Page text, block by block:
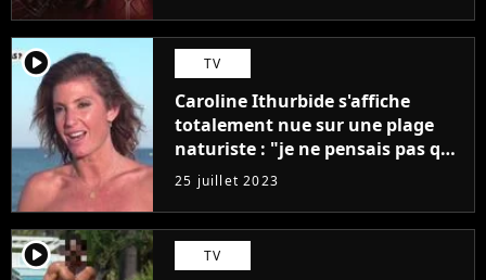
player2 TV
Caroline Ithurbide s'affiche
totalement nue sur une plage
naturiste : "je ne pensais pas que
j'arriverais à le faire..."
25 juillet 2023
player2 TV